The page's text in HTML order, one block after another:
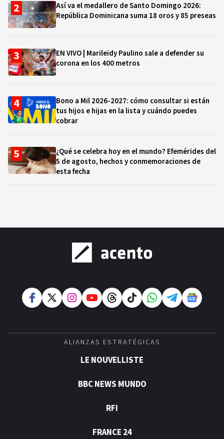
Así va el medallero de Santo Domingo 2026:
República Dominicana suma 18 oros y 85 preseas
EN VIVO | Marileidy Paulino sale a defender su
corona en los 400 metros
Bono a Mil 2026-2027: cómo consultar si están
tus hijos e hijas en la lista y cuándo puedes
cobrar
¿Qué se celebra hoy en el mundo? Efemérides del
5 de agosto, hechos y conmemoraciones de
esta fecha
ALIANZAS ESTRATÉGICAS
LE NOUVELLISTE
BBC NEWS MUNDO
RFI
FRANCE 24